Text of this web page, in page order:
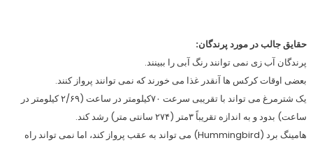
حقایق جالب در مورد پرندگان:
پرندگان آب زی نمی­ توانند رنگ آبی را ببینند.
بعضی اوقات کرکس ­ها آنقدر غذا می ­خورند که نمی­ توانند پرواز کنند.
یک شترمرغ می ­تواند با تقریبی سرعت ۷۰کیلومتر در ساعت (۲/۶۹ کیلومتر در
ساعت) بدود و به اندازه تقریباً ۳متر (۲۷۴ سانتی ­متر) رشد کند.
هامینگ ­برد (Hummingbird) می­ تواند به عقب پرواز کند، اما نمی ­تواند راه